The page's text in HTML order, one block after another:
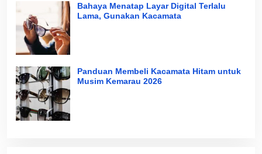
Bahaya Menatap Layar Digital Terlalu
Lama, Gunakan Kacamata
Panduan Membeli Kacamata Hitam untuk
Musim Kemarau 2026